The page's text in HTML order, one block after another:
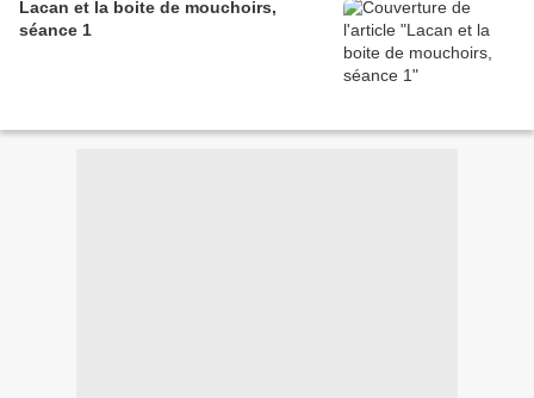
Lacan et la boite de mouchoirs,
séance 1